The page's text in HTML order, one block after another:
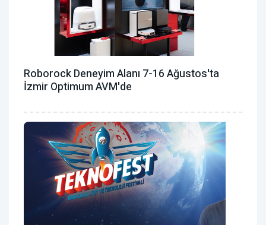
Roborock Deneyim Alanı 7-16 Ağustos'ta
İzmir Optimum AVM'de